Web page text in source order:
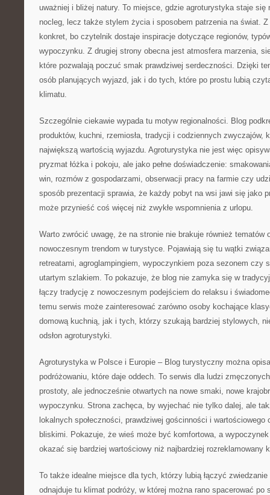
uważniej i bliżej natury. To miejsce, gdzie agroturystyka staje się
nocleg, lecz także stylem życia i sposobem patrzenia na świat.
konkret, bo czytelnik dostaje inspiracje dotyczące regionów,
wypoczynku. Z drugiej strony obecna jest atmosfera marzenia,
które pozwalają poczuć smak prawdziwej serdeczności. Dzięki
osób planujących wyjazd, jak i do tych, które po prostu lubią
klimatu.
Szczególnie ciekawie wypada tu motyw regionalności. Blog
produktów, kuchni, rzemiosła, tradycji i codziennych zwyczajów,
największą wartością wyjazdu. Agroturystyka nie jest więc
pryzmat łóżka i pokoju, ale jako pełne doświadczenie:
win, rozmów z gospodarzami, obserwacji pracy na farmie czy
sposób prezentacji sprawia, że każdy pobyt na wsi jawi się jako
może przynieść coś więcej niż zwykłe wspomnienia z urlopu.
Warto zwrócić uwagę, że na stronie nie brakuje również tematów
nowoczesnym trendom w turystyce. Pojawiają się tu wątki
retreatami, agroglampingiem, wypoczynkiem poza sezonem czy
utartym szlakiem. To pokazuje, że blog nie zamyka się w
łączy tradycję z nowoczesnym podejściem do relaksu i
temu serwis może zainteresować zarówno osoby kochające
domową kuchnią, jak i tych, którzy szukają bardziej stylowych,
odsłon agroturystyki.
Agroturystyka w Polsce i Europie – Blog turystyczny można
podróżowaniu, które daje oddech. To serwis dla ludzi
prostoty, ale jednocześnie otwartych na nowe smaki, nowe
wypoczynku. Strona zachęca, by wyjechać nie tylko dalej, ale
lokalnych społeczności, prawdziwej gościnności i wartościowego
bliskimi. Pokazuje, że wieś może być komfortowa, a
okazać się bardziej wartościowy niż najbardziej rozreklamowany
To także idealne miejsce dla tych, którzy lubią łączyć
odnajduje tu klimat podróży, w której można rano spacerować po